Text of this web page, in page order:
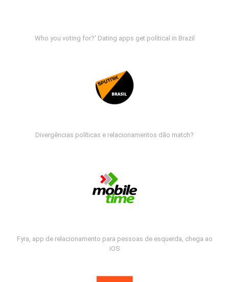
Who you voting for?' Dating apps get political in Brazil
Divergências políticas e relacionamentos dão match?
Fyra, app de relacionamento para pessoas de esquerda, chega ao
iOS